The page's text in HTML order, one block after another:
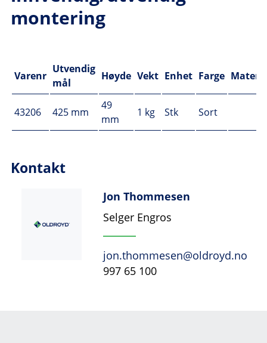
montering
Varenr
Utvendig
mål
Høyde Vekt Enhet Farge
43206 425 mm
49
mm
1 kg Stk Sort
Kontakt
Jon Thommesen
Selger Engros
jon.thommesen@oldroyd.no
997 65 100